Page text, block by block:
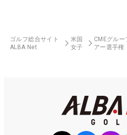
ゴルフ総合サイト
ALBA Net
米国
女子
CMEグルー
アー選手権